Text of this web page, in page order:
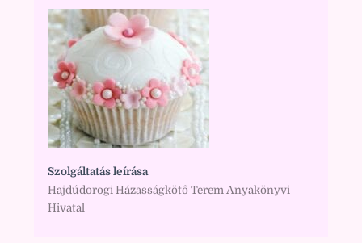
Szolgáltatás leírása
Hajdúdorogi Házasságkötő Terem Anyakönyvi
Hivatal